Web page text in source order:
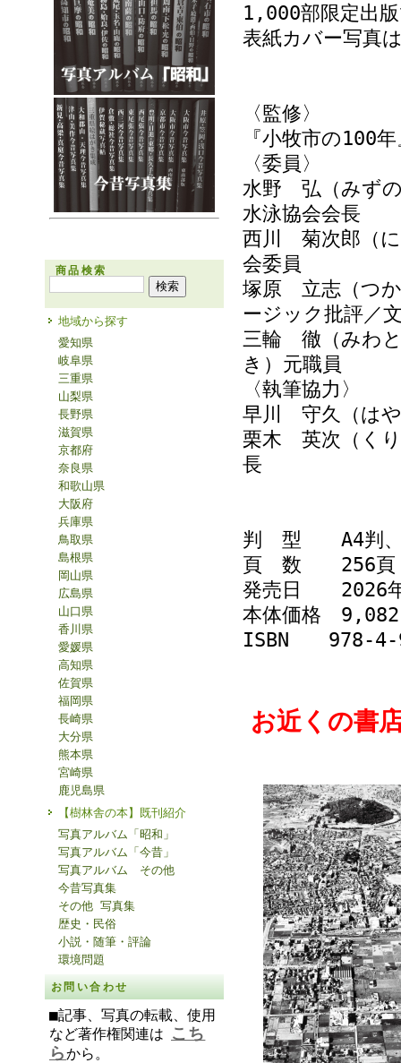
商品検索
地域から探す
愛知県
岐阜県
三重県
山梨県
長野県
滋賀県
京都府
奈良県
和歌山県
大阪府
兵庫県
鳥取県
島根県
岡山県
広島県
山口県
香川県
愛媛県
高知県
佐賀県
福岡県
長崎県
大分県
熊本県
宮崎県
鹿児島県
【樹林舎の本】既刊紹介
写真アルバム「昭和」
写真アルバム「今昔」
写真アルバム その他
今昔写真集
その他 写真集
歴史・民俗
小説・随筆・評論
環境問題
お問い合わせ
■記事、写真の転載、使用
など著作権関連は こち
らから。
1,000部限定出
表紙カバー写真
〈監修〉
『小牧市の100
〈委員〉
水野 弘（みずの
水泳協会会長
西川 菊次郎（に
会委員
塚原 立志（つか
ージック批評／
三輪 徹（みわと
き）元職員
〈執筆協力〉
早川 守久（は
栗木 英次（く
長
判 型 A4判、
頁 数 256頁（
発売日 2026
本体価格 9,082
ISBN 978-4-
お近くの書